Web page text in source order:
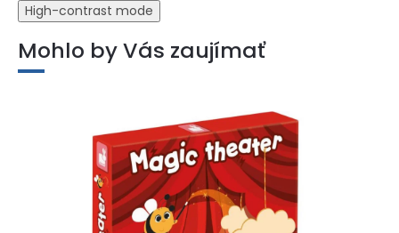
High-contrast mode
Mohlo by Vás zaujímať